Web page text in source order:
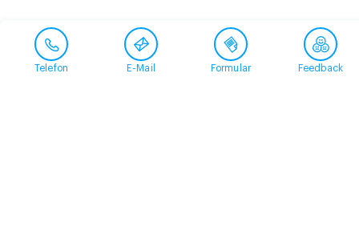
Telefon E-Mail Formular Feedback